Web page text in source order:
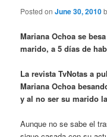
Posted onJune 30, 2010
Mariana Ochoa se
marido, a 5 días de
La revista TvNotas a
Mariana Ochoa
y al no ser su marido
Aunque no se sabe el